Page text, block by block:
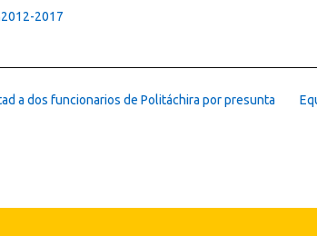
2017
a dos funcionarios de Politáchira por presunta